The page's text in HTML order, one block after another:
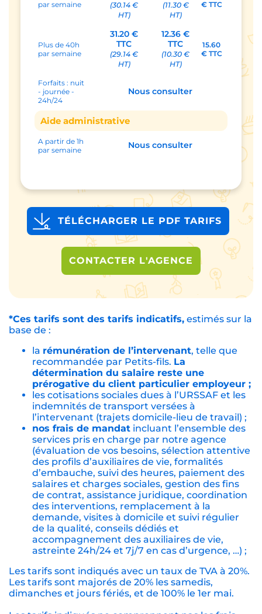
par semaine
(30.14 €
HT)
(11.30 €
HT)
€ TTC
Plus de 40h
par semaine
31.20 €
TTC
(29.14 €
HT)
12.36 €
TTC
(10.30 €
HT)
15.60
€ TTC
Forfaits : nuit
- journée -
24h/24
Nous consulter
Aide administrative
A partir de 1h
par semaine
Nous consulter
TÉLÉCHARGER LE PDF TARIFS
CONTACTER L'AGENCE
*Ces tarifs sont des tarifs indicatifs, estimés sur la
base de :
la rémunération de l’intervenant, telle que
recommandée par Petits-fils. La
détermination du salaire reste une
prérogative du client particulier employeur ;
les cotisations sociales dues à l’URSSAF et les
indemnités de transport versées à
l’intervenant (trajets domicile-lieu de travail) ;
nos frais de mandat incluant l’ensemble des
services pris en charge par notre agence
(évaluation de vos besoins, sélection attentive
des profils d’auxiliaires de vie, formalités
d’embauche, suivi des heures, paiement des
salaires et charges sociales, gestion des fins
de contrat, assistance juridique, coordination
des interventions, remplacement à la
demande, visites à domicile et suivi régulier
de la qualité, conseils dédiés et
accompagnement des auxiliaires de vie,
astreinte 24h/24 et 7j/7 en cas d’urgence, …) ;
Les tarifs sont indiqués avec un taux de TVA à 20%.
Les tarifs sont majorés de 20% les samedis,
dimanches et jours fériés, et de 100% le 1er mai.